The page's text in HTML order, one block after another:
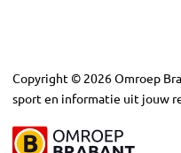
Copyright © 2026Omroep
sport en informatie uit jouw